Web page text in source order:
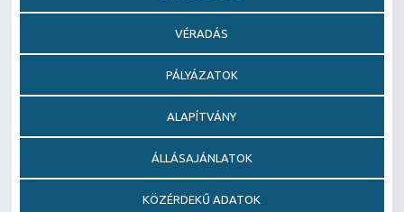
VÉRADÁS
PÁLYÁZATOK
ALAPÍTVÁNY
ÁLLÁSAJÁNLATOK
KÖZÉRDEKŰ ADATOK